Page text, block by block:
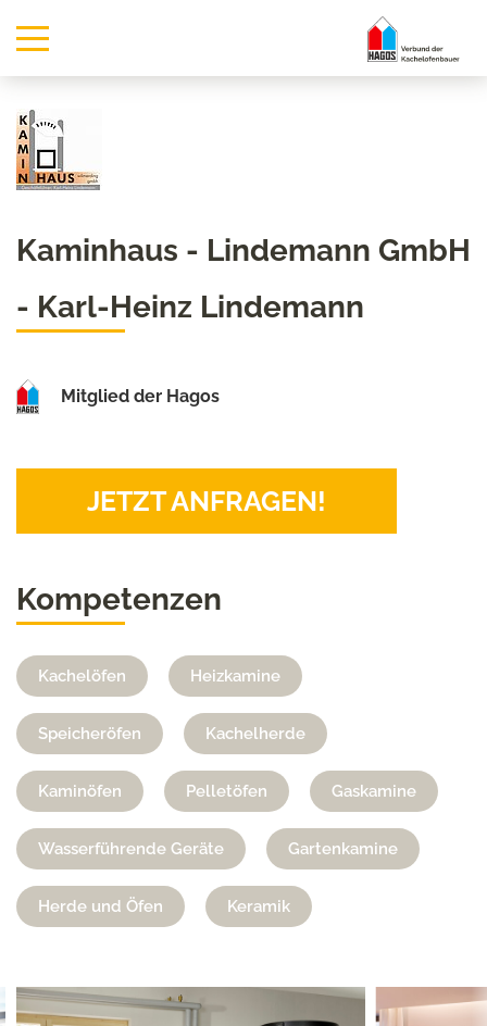
Kaminhaus - Lindemann GmbH
- Karl-Heinz Lindemann
Mitglied der Hagos
JETZT ANFRAGEN!
Kompetenzen
Kachelöfen Heizkamine
Speicheröfen Kachelherde
Kaminöfen Pelletöfen Gaskamine
Wasserführende Geräte Gartenkamine
Herde und Öfen Keramik